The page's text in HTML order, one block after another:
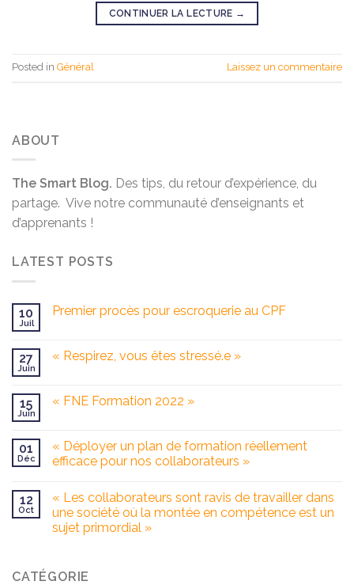
CONTINUER LA LECTURE →
Posted in Général Laissez un commentaire
ABOUT
The Smart Blog. Des tips, du retour d’expérience, du
partage. Vive notre communauté d’enseignants et
d’apprenants !
LATEST POSTS
10
Juil
Premier procès pour escroquerie au CPF
27
Juin
« Respirez, vous êtes stressé.e »
15
Juin
« FNE Formation 2022 »
01
Déc
« Déployer un plan de formation réellement
efficace pour nos collaborateurs »
12
Oct
« Les collaborateurs sont ravis de travailler dans
une société où la montée en compétence est un
sujet primordial »
CATÉGORIE